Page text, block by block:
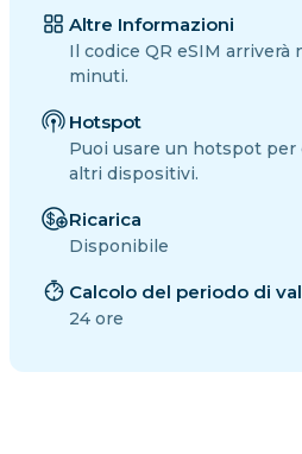
Altre Informazioni
Il codice QR eSIM
minuti.
Hotspot
Puoi usare un hotspot
altri dispositivi.
Ricarica
Disponibile
Calcolo del periodo di
24 ore